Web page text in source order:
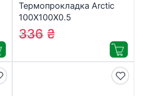
Термопрокладка Arctic
100X100X0.5
(ACTPD00062A)
350₴
336 ₴